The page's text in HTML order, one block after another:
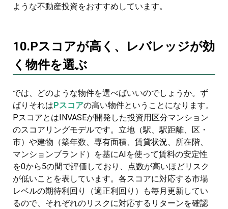
ような不動産投資をおすすめしています。
10.Pスコアが高く、レバレッジが効
く物件を選ぶ
では、どのような物件を選べばいいのでしょうか。ず
ばりそれは Pスコアの高い物件ということになります。
PスコアとはINVASEが開発した投資用区分マンション
のスコアリングモデルです。立地（駅、駅距離、区・
市）や建物（築年数、専有面積、賃貸状況、所在階、
マンションブランド）を基にAIを使って賃料の安定性
を0から5の間で評価しており、点数が高いほどリスク
が低いことを表しています。各スコアに対応する市場
レベルの期待利回り（適正利回り）も毎月更新してい
るので、それぞれのリスクに対応するリターンを確認